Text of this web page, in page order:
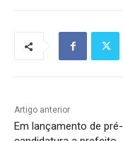
Artigo anterior
Em lançamento de pré-